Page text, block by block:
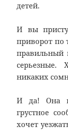
детей.
И вы
приворот по
правильный
никаких
И да! Она
грустное
хочет